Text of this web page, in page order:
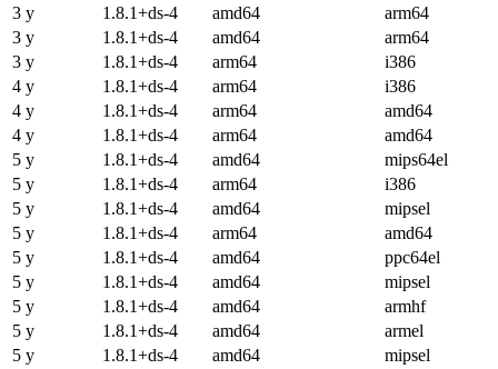
3 y
1.8.1+ds-4 amd64
arm64
3 y
1.8.1+ds-4 amd64
arm64
3 y
1.8.1+ds-4 arm64
i386
4 y
1.8.1+ds-4 arm64
i386
4 y
1.8.1+ds-4 arm64
amd64
4 y
1.8.1+ds-4 arm64
amd64
5 y
1.8.1+ds-4 amd64
mips64el
5 y
1.8.1+ds-4 arm64
i386
5 y
1.8.1+ds-4 amd64
mipsel
5 y
1.8.1+ds-4 arm64
amd64
5 y
1.8.1+ds-4 amd64
ppc64el
5 y
1.8.1+ds-4 amd64
mipsel
5 y
1.8.1+ds-4 amd64
armhf
5 y
1.8.1+ds-4 amd64
armel
5 y
1.8.1+ds-4 amd64
mipsel